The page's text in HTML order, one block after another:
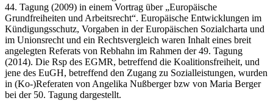
44. Tagung (2009) in einem Vortrag über „Europäische
Grundfreiheiten und Arbeitsrecht“. Europäische Entwicklungen im
Kündigungsschutz, Vorgaben in der Europäischen Sozialcharta und
im Unionsrecht und ein Rechtsvergleich waren Inhalt eines breit
angelegten Referats von Rebhahn im Rahmen der 49. Tagung
(2014). Die Rsp des EGMR, betreffend die Koalitionsfreiheit, und
jene des EuGH, betreffend den Zugang zu Sozialleistungen, wurden
in (Ko-)Referaten von Angelika Nußbergerbzw von Maria Berger
bei der 50. Tagung dargestellt.